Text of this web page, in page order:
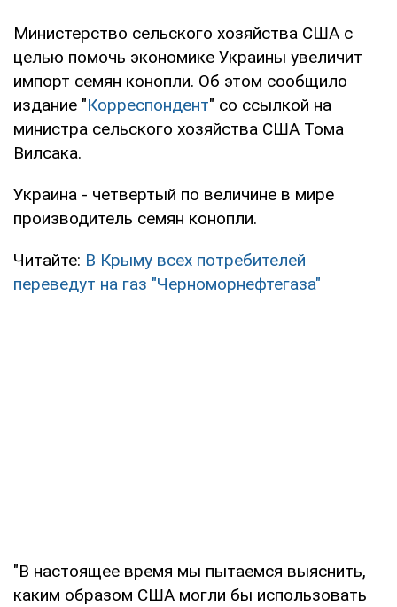
Министерство сельского хозяйства США с
целью помочь экономике Украины увеличит
импорт семян конопли. Об этом сообщило
издание "Корреспондент" со ссылкой на
министра сельского хозяйства США Тома
Вилсака.
Украина - четвертый по величине в мире
производитель семян конопли.
Читайте: В Крыму всех потребителей
переведут на газ "Черноморнефтегаза"
"В настоящее время мы пытаемся выяснить,
каким образом США могли бы использовать